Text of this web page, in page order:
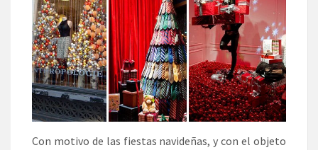
Con motivo de las fiestas navideñas, y con el objeto